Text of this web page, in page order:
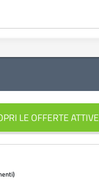
LE OFFERTE ATTIVE